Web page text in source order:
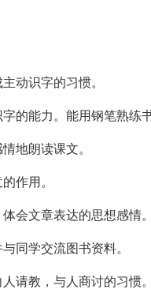
动识字的习惯。
的能力。能用钢笔熟练
地朗读课文。
作用。
会文章表达的思想感情
同学交流图书资料。
请教，与人商讨的习惯